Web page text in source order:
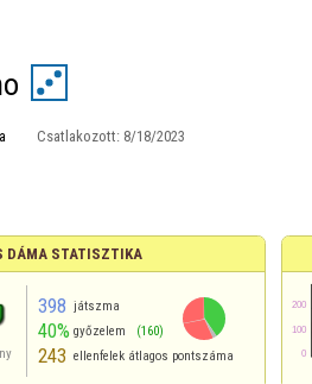
Csatlakozott: 8/18/2023
DÁMA STATISZTIKA
398 játszma
40% győzelem (160)
243 ellenfelek átlagos pontszáma